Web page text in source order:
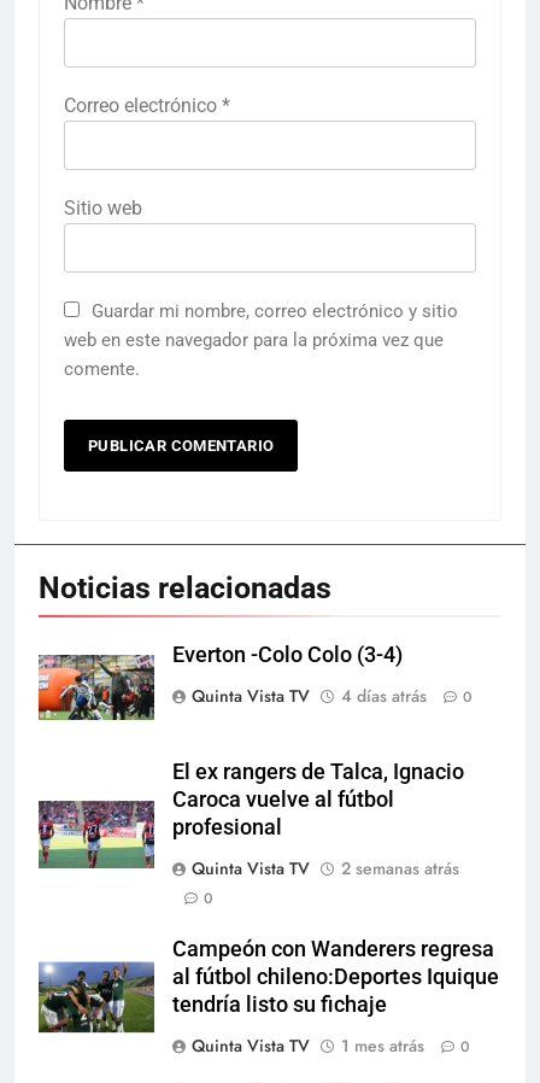
Correo electrónico *
Sitio web
Guardar mi nombre, correo electrónico y sitio
web en este navegador para la próxima vez que
comente.
Noticias relacionadas
Everton -Colo Colo (3-4)
Quinta Vista TV
4 días atrás 0
El ex rangers de Talca, Ignacio
Caroca vuelve al fútbol
profesional
Quinta Vista TV
2 semanas atrás
0
Campeón con Wanderers regresa
al fútbol chileno:Deportes Iquique
tendría listo su fichaje
Quinta Vista TV
1 mes atrás 0